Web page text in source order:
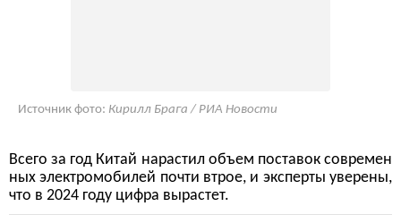
Источник фото: Кирилл Брага / РИА Новости
Всего за год Китай нарастил объем поставок современ
ных электромобилей почти втрое, и эксперты уверены,
что в 2024 году цифра вырастет.